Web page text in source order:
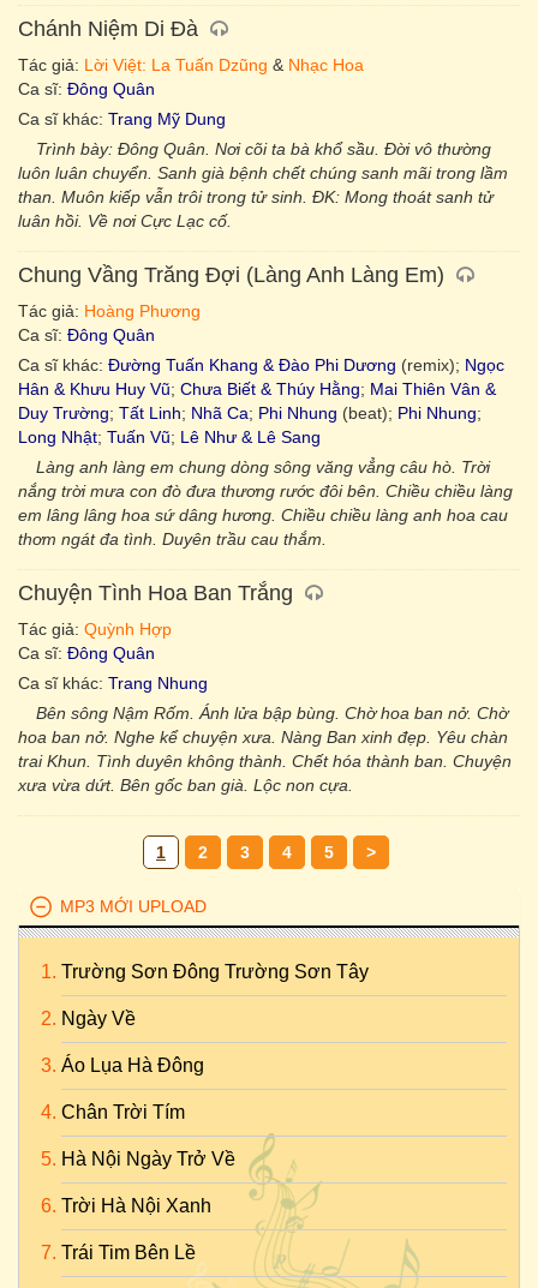
Chánh Niệm Di Đà
Tác giả: Lời Việt: La Tuấn Dzũng & Nhạc Hoa
Ca sĩ: Đông Quân
Ca sĩ khác: Trang Mỹ Dung
Trình bày: Đông Quân. Nơi cõi ta bà khổ sầu. Đời vô thường
luôn luân chuyển. Sanh già bệnh chết chúng sanh mãi trong lầm
than. Muôn kiếp vẫn trôi trong tử sinh. ĐK: Mong thoát sanh tử
luân hồi. Về nơi Cực Lạc cố.
Chung Vầng Trăng Đợi (Làng Anh Làng Em)
Tác giả: Hoàng Phương
Ca sĩ: Đông Quân
Ca sĩ khác: Đường Tuấn Khang & Đào Phi Dương (remix); Ngọc
Hân & Khưu Huy Vũ; Chưa Biết & Thúy Hằng; Mai Thiên Vân &
Duy Trường; Tất Linh; Nhã Ca; Phi Nhung (beat); Phi Nhung;
Long Nhật; Tuấn Vũ; Lê Như & Lê Sang
Làng anh làng em chung dòng sông văng vẳng câu hò. Trời
nắng trời mưa con đò đưa thương rước đôi bên. Chiều chiều làng
em lâng lâng hoa sứ dâng hương. Chiều chiều làng anh hoa cau
thơm ngát đa tình. Duyên trầu cau thắm.
Chuyện Tình Hoa Ban Trắng
Tác giả: Quỳnh Hợp
Ca sĩ: Đông Quân
Ca sĩ khác: Trang Nhung
Bên sông Nậm Rốm. Ánh lửa bập bùng. Chờ hoa ban nở. Chờ
hoa ban nở. Nghe kể chuyện xưa. Nàng Ban xinh đẹp. Yêu chàn
trai Khun. Tình duyên không thành. Chết hóa thành ban. Chuyện
xưa vừa dứt. Bên gốc ban già. Lộc non cựa.
1 2 3 4 5 >
MP3 MỚI UPLOAD
Trường Sơn Đông Trường Sơn Tây
Ngày Về
Áo Lụa Hà Đông
Chân Trời Tím
Hà Nội Ngày Trở Về
Trời Hà Nội Xanh
Trái Tim Bên Lề